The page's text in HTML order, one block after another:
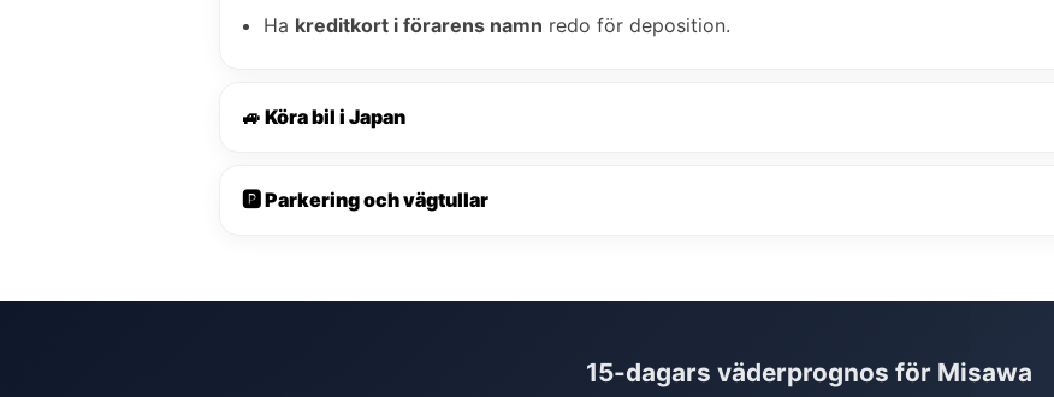
Ha kreditkort i förarens namn redo för deposition.
🚙 Köra bil i Japan
🅿️ Parkering och vägtullar
15-dagars väderprognos för Misawa